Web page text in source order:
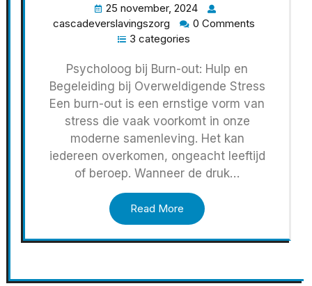
25 november, 2024
cascadeverslavingszorg
0 Comments
3 categories
Psycholoog bij Burn-out: Hulp en
Begeleiding bij Overweldigende Stress
Een burn-out is een ernstige vorm van
stress die vaak voorkomt in onze
moderne samenleving. Het kan
iedereen overkomen, ongeacht leeftijd
of beroep. Wanneer de druk…
Read More